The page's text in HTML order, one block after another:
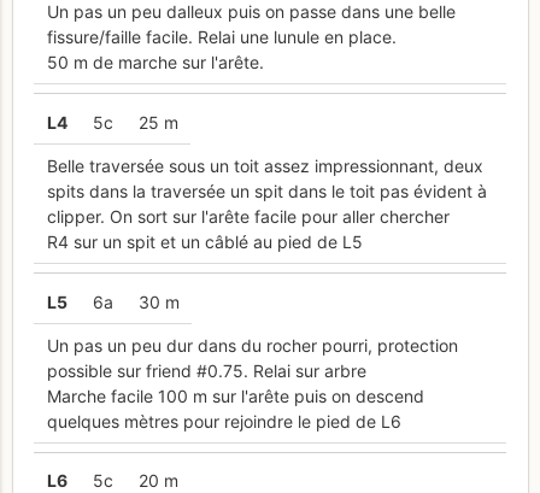
Un pas un peu dalleux puis on passe dans une belle
fissure/faille facile. Relai une lunule en place.
50 m de marche sur l'arête.
L4 5c 25 m
Belle traversée sous un toit assez impressionnant, deux
spits dans la traversée un spit dans le toit pas évident à
clipper. On sort sur l'arête facile pour aller chercher
R4 sur un spit et un câblé au pied de L5
L5 6a 30 m
Un pas un peu dur dans du rocher pourri, protection
possible sur friend #0.75. Relai sur arbre
Marche facile 100 m sur l'arête puis on descend
quelques mètres pour rejoindre le pied de L6
L6 5c 20 m